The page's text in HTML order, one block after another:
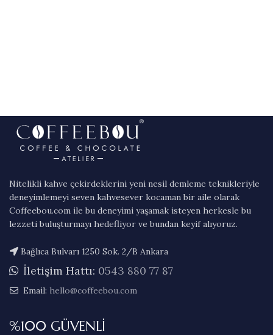
Nitelikli kahve çekirdeklerini yeni nesil demleme teknikleriyle
deneyimlemeyi seven kahvesever kocaman bir aile olarak
Coffeebou.com ile bu deneyimi yaşamak isteyen herkesle bu
lezzeti buluşturmayı hedefliyor ve bundan keyif alıyoruz.
Bağlıca Bulvarı 1250 Sok. 2/B Ankara
İletişim Hattı: 0543 880 77 87
Email: hello@coffeebou.com
%100 GÜVENLİ